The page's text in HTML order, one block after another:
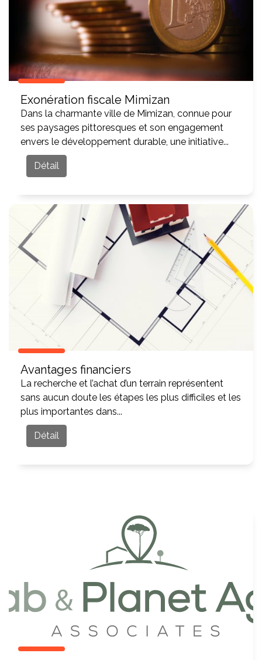
Exonération fiscale Mimizan
Dans la charmante ville de Mimizan, connue pour
ses paysages pittoresques et son engagement
envers le développement durable, une initiative...
Détail
Avantages financiers
La recherche et l’achat d’un terrain représentent
sans aucun doute les étapes les plus difficiles et les
plus importantes dans...
Détail